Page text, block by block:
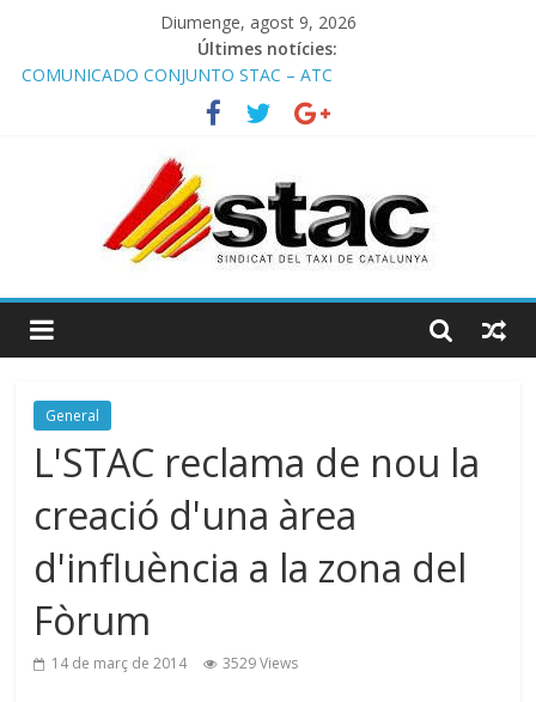
Diumenge, agost 9, 2026
Últimes notícies:
COMUNICADO CONJUNTO STAC – ATC
Comunicado STAC/ ATC de la reunión con los Mossos d
‘Esquadra del aeropuerto de Barcelona.
Programa de Radio TAXI LIBRE 29.07.2026 en COOLTURA FM.
STAC/ATC SOLICITAN TAULA TÈCNICA PARA MEJORAR LA
OPERATIVA DE ENTRADA EN EL PUERTO DE BARCELONA.
Programa de Radio TAXI LIBRE 22.07.2026 en COOLTURA FM.
General
L'STAC reclama de nou la
creació d'una àrea
d'influència a la zona del
Fòrum
14 de març de 2014 3529 Views